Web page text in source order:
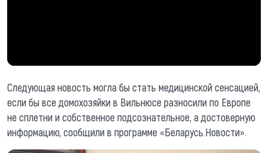
Следующая новость могла бы стать медицинской сенсацией,
если бы все домохозяйки в Вильнюсе разносили по Европе
не сплетни и собственное подсознательное, а достоверную
информацию, сообщили в программе «Беларусь.Новости».